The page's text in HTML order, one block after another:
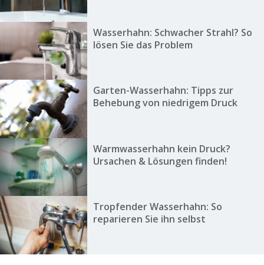
Wasserhahn: Schwacher Strahl? So
lösen Sie das Problem
Garten-Wasserhahn: Tipps zur
Behebung von niedrigem Druck
Warmwasserhahn kein Druck?
Ursachen & Lösungen finden!
Tropfender Wasserhahn: So
reparieren Sie ihn selbst